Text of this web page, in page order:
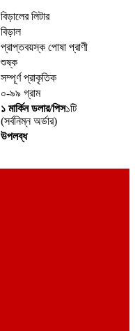
বিড়ালের লিটার
বিড়াল
প্রাপ্তবয়স্ক পোষা প্রাণী
শুষ্ক
সম্পূর্ণ প্রাকৃতিক
০-৯৯ গ্রাম
১ মার্কিন ডলার/পিস১টি
(সর্বনিম্ন অর্ডার)
উপলব্ধ